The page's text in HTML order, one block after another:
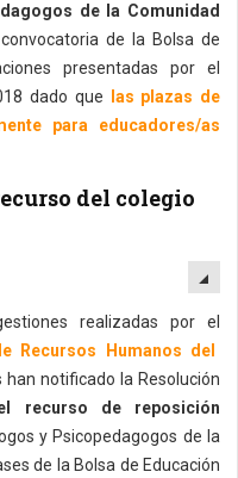
de la Comunidad
de la Bolsa de
presentadas por el
dado que las plazas de
para educadores/as
del colegio
realizadas por el
Recursos Humanos del
han notificado la Resolución
recurso de reposición
y Psicopedagogos de la
de la Bolsa de Educación